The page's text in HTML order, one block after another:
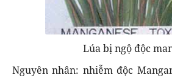
Lúa bị ngộ độc
Nguyên nhân: nhiễm độc